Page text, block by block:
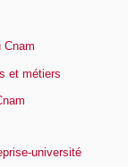
Cnam
et métiers
université